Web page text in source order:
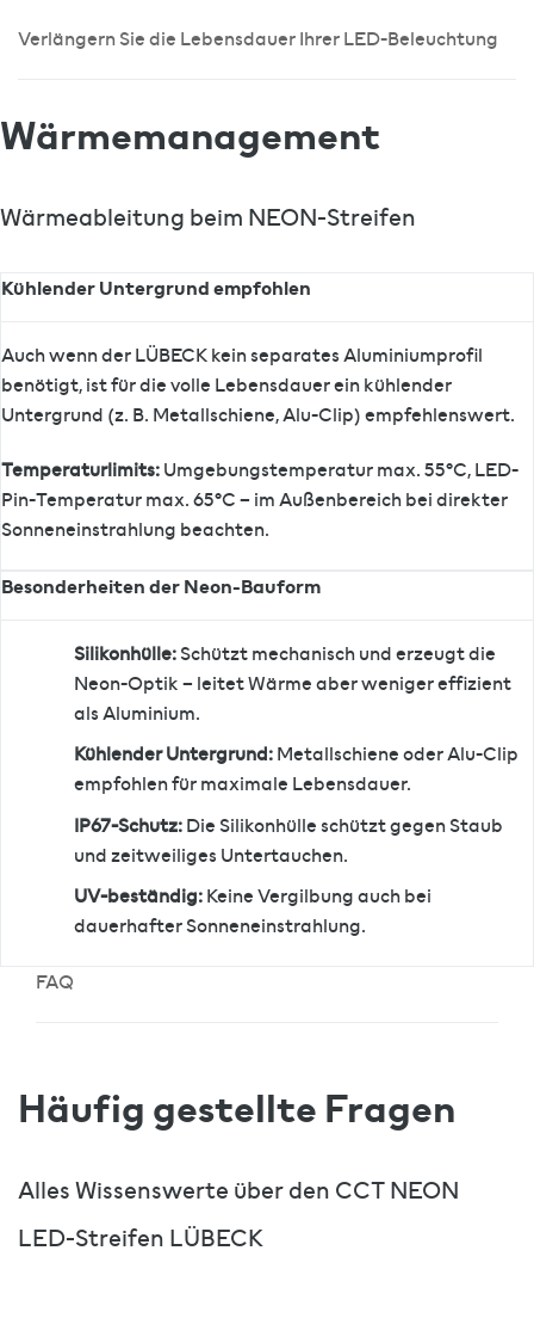
Verlängern Sie die Lebensdauer Ihrer LED-Beleuchtung
Wärmemanagement
Wärmeableitung beim NEON-Streifen
Kühlender Untergrund empfohlen
Auch wenn der LÜBECK kein separates Aluminiumprofil
benötigt, ist für die volle Lebensdauer ein kühlender
Untergrund (z. B. Metallschiene, Alu-Clip) empfehlenswert.
Temperaturlimits:Umgebungstemperatur max. 55°C, LED-
Pin-Temperatur max. 65°C – im Außenbereich bei direkter
Sonneneinstrahlung beachten.
Besonderheiten der Neon-Bauform
Silikonhülle:Schützt mechanisch und erzeugt die
Neon-Optik – leitet Wärme aber weniger effizient
als Aluminium.
Kühlender Untergrund:Metallschiene oder Alu-Clip
empfohlen für maximale Lebensdauer.
IP67-Schutz:Die Silikonhülle schützt gegen Staub
und zeitweiliges Untertauchen.
UV-beständig:Keine Vergilbung auch bei
dauerhafter Sonneneinstrahlung.
FAQ
Häufig gestellte Fragen
Alles Wissenswerte über den CCT NEON
LED-Streifen LÜBECK